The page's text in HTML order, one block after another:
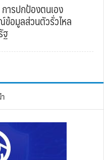
ารปกป้องตนเอง
อมูลส่วนตัวรั่วไหล
ฐ